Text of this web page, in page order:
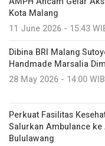
Kota Malang
11 June 2026 - 15:43
Dibina BRI Malang
Handmade Marsalia
28 May 2026 - 14:00 WIB
Perkuat Fasilitas
Salurkan Ambulance ke
Bululawang